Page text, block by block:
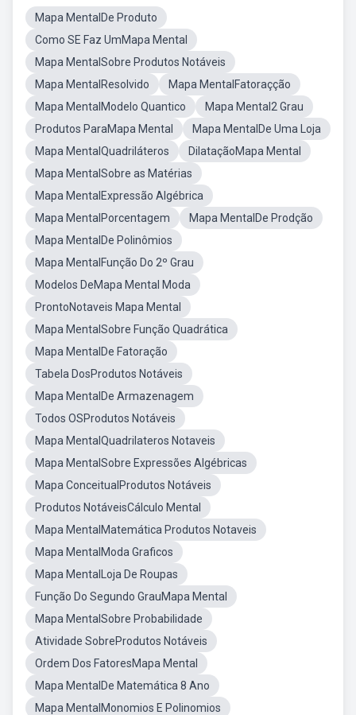
Mapa MentalDe Produto
Como SE Faz UmMapa Mental
Mapa MentalSobre Produtos Notáveis
Mapa MentalResolvido
Mapa MentalFatoraçção
Mapa MentalModelo Quantico
Mapa Mental2 Grau
Produtos ParaMapa Mental
Mapa MentalDe Uma Loja
Mapa MentalQuadriláteros
DilataçãoMapa Mental
Mapa MentalSobre as Matérias
Mapa MentalExpressão Algébrica
Mapa MentalPorcentagem
Mapa MentalDe Prodção
Mapa MentalDe Polinômios
Mapa MentalFunção Do 2º Grau
Modelos DeMapa Mental Moda
ProntoNotaveis Mapa Mental
Mapa MentalSobre Função Quadrática
Mapa MentalDe Fatoração
Tabela DosProdutos Notáveis
Mapa MentalDe Armazenagem
Todos OSProdutos Notáveis
Mapa MentalQuadrilateros Notaveis
Mapa MentalSobre Expressões Algébricas
Mapa ConceitualProdutos Notáveis
Produtos NotáveisCálculo Mental
Mapa MentalMatemática Produtos Notaveis
Mapa MentalModa Graficos
Mapa MentalLoja De Roupas
Função Do Segundo GrauMapa Mental
Mapa MentalSobre Probabilidade
Atividade SobreProdutos Notáveis
Ordem Dos FatoresMapa Mental
Mapa MentalDe Matemática 8 Ano
Mapa MentalMonomios E Polinomios